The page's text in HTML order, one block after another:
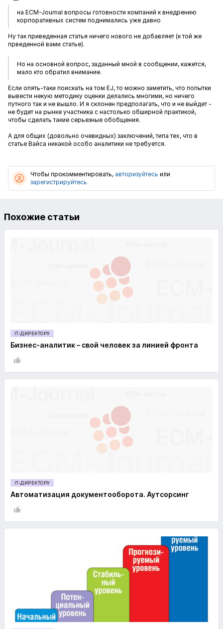
на ECM-Journal вопросы готовности компаний к внедрению
корпоративных систем поднимались уже давно
Ну так приведенная статья ничего нового не добавляет (к той же
прведенной вами статье).
Но на основной вопрос, заданный мной в сообщении, кажется,
мало кто обратил внимание.
Если опять-таки поискать на том EJ, то можно заметить, что попытки
вывести некую методику оценки делались многими, но ничего
путного так и не вышло. И я склонен предполагать, что и не выйдет -
не будет на рынке участника с настолько обширной практикой,
чтобы сделать такие серьезные обобщения.
А для общих (довольно очевидных) заключений, типа тех, что в
статье Вайса никакой особо аналитики не требуется.
Чтобы прокомментировать, авторизуйтесь или
зарегистрируйтесь
Похожие статьи
IT-ДИРЕКТОРУ
Бизнес-аналитик – свой человек за линией фронта
IT-ДИРЕКТОРУ
Автоматизация документооборота. Аутсорсинг